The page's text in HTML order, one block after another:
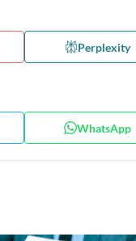
Perplexity
WhatsApp